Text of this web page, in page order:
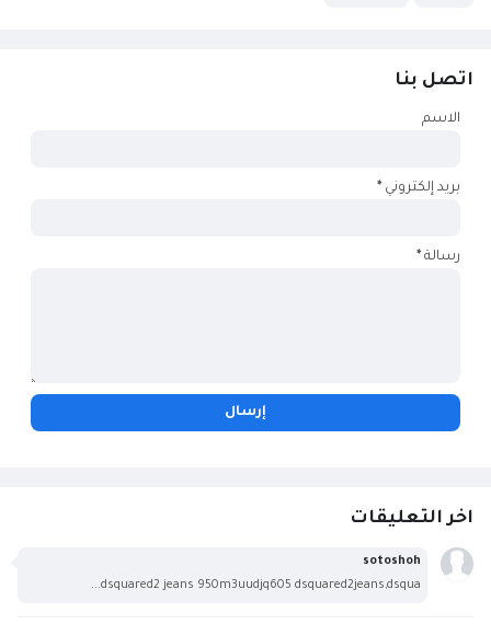
اتصل بنا
الاسم
بريد إلكتروني*
رسالة*
اخر التعليقات
sotoshoh
dsquared2 jeans 950m3uudjq605 dsquared2jeans,dsqua...